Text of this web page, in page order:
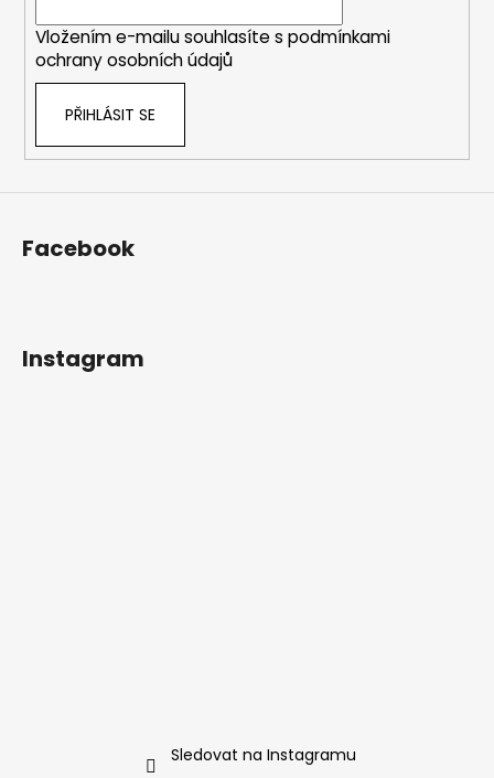
Vložením e-mailu souhlasíte s podmínkami
ochrany osobních údajů
PŘIHLÁSIT SE
Facebook
Instagram
Sledovat na Instagramu